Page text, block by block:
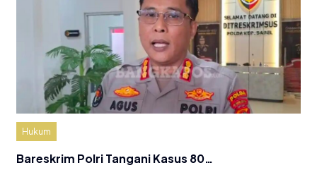
Hukum
Bareskrim Polri Tangani Kasus 80…